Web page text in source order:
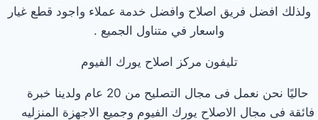
ولذلك افضل فريق اصلاح وافضل خدمة عملاء واجود قطع غيار
واسعار في متناول الجميع .
تليفون مركز اصلاح يورك الفيوم
حاليًا نحن نعمل فى مجال التصليح من 20 عام ولدينا خبرة
فائقة فى مجال الاصلاح يورك الفيوم وجميع الاجهزة المنزليه